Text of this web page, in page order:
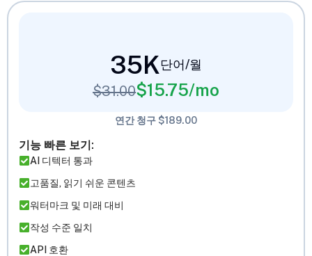
35K단어/월
$31.00$15.75/mo
연간 청구 $189.00
기능 빠른 보기:
AI 디텍터 통과
고품질, 읽기 쉬운 콘텐츠
워터마크 및 미래 대비
작성 수준 일치
API 호환